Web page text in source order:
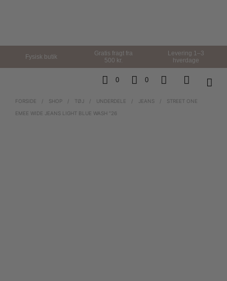
Fysisk butik
Gratis fragt fra
500 kr.
Levering 1–3
hverdage
0 0
FORSIDE / SHOP / TØJ / UNDERDELE / JEANS /
STREET ONE
EMEE WIDE JEANS LIGHT BLUE WASH ”26